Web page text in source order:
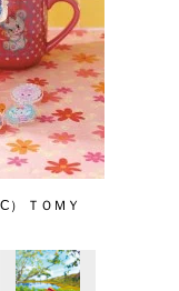
） ＴＯＭＹ